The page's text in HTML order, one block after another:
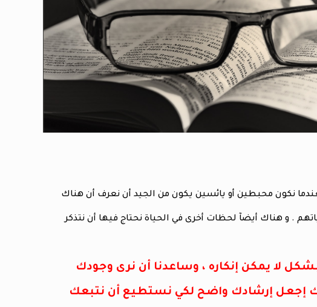
نكون محبطين أو يائسين يكون من الجيد أن نعرف أن هناك
. و هناك أيضآ لحظات أخرى في الحياة نحتاج فيها أن نتذكر
لا يمكن إنكاره ، وساعدنا أن نرى وجودك
إجعل إرشادك واضح لكي نستطيع أن نتبعك